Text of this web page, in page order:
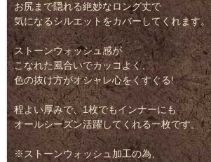
お尻まで隠れる絶妙なロング丈で
気になるシルエットをカバーしてくれます。
ストーンウォッシュ感が
こなれた風合いでカッコよく、
色の抜け方がオシャレ心をくすぐる!
程よい厚みで、1枚でもインナーにも
オールシーズン活躍してくれる一枚です。
※ストーンウォッシュ加工の為、